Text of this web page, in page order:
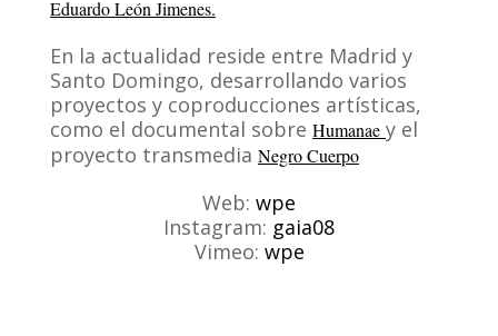
Eduardo León Jimenes.
En la actualidad reside entre Madrid y
Santo Domingo, desarrollando varios
proyectos y coproducciones artísticas,
como el documental sobre Humanae y el
proyecto transmedia Negro Cuerpo
Web: wpe
Instagram: gaia08
Vimeo: wpe